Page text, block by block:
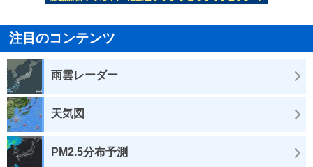
注目のコンテンツ
雨雲レーダー
天気図
PM2.5分布予測